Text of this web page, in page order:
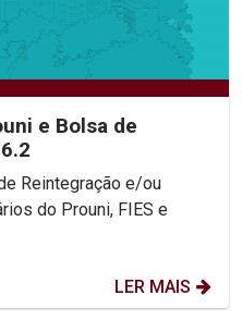
e Bolsa de
do Prouni, FIES e
LER MAIS